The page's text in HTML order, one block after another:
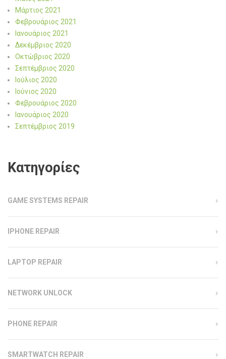
Μάρτιος 2021
Φεβρουάριος 2021
Ιανουάριος 2021
Δεκέμβριος 2020
Οκτώβριος 2020
Σεπτέμβριος 2020
Ιούλιος 2020
Ιούνιος 2020
Φεβρουάριος 2020
Ιανουάριος 2020
Σεπτέμβριος 2019
Kατηγορίες
GAME SYSTEMS REPAIR
IPHONE REPAIR
LAPTOP REPAIR
NETWORK UNLOCK
PHONE REPAIR
SMARTWATCH REPAIR